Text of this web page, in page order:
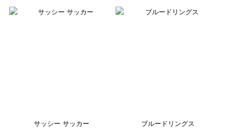
サッシー サッカー
ブルードリングス